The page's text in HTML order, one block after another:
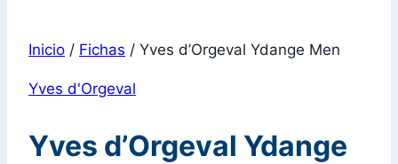
Inicio / Fichas / Yves d’Orgeval Ydange Men
Yves d'Orgeval
Yves d’Orgeval Ydange